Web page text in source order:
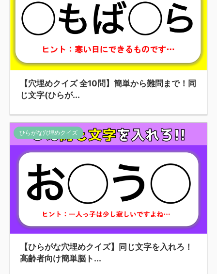
【穴埋めクイズ 全10問】簡単から難問まで！同
じ文字(ひらが...
ひらがな穴埋めクイズ
【ひらがな穴埋めクイズ】同じ文字を入れろ！
高齢者向け簡単脳ト...